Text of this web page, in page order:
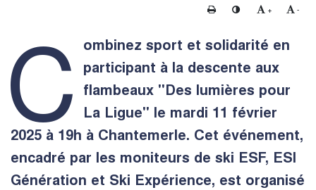
Imprimer Changer le contraste
+ Agrandir le
-
C ombinez sport et solidarité en
participant à la descente aux
flambeaux "Des lumières pour
La Ligue" le mardi 11 février
2025 à 19h à Chantemerle. Cet événement,
encadré par les moniteurs de ski ESF, ESI
Génération et Ski Expérience, est organisé